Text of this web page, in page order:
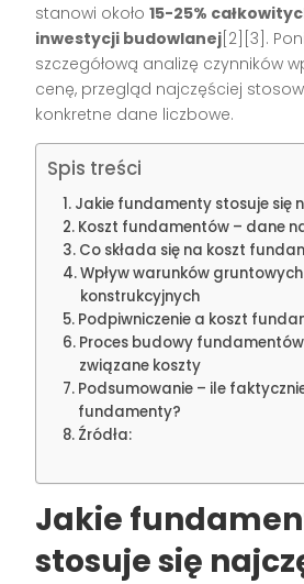
stanowi około15-25%
inwestycji budowlanej[2][3].
szczegółową analizę czynników
cenę, przegląd najczęściej
konkretne dane liczbowe.
Spis treści
Jakie fundamenty stosuje się
Koszt fundamentów – dane
Co składa się na koszt
Wpływ warunków
konstrukcyjnych
Podpiwniczenie a koszt
Proces budowy
związane koszty
Podsumowanie – ile
fundamenty?
Źródła:
Jakie
stosuje się